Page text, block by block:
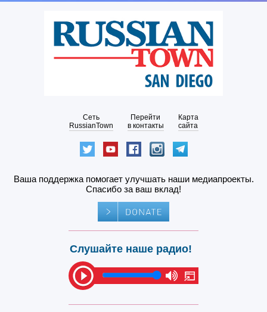
Сеть
RussianTown
Перейти
в контакты
Карта
сайта
Ваша поддержка помогает улучшать наши медиапроекты.
Спасибо за ваш вклад!
Слушайте наше радио!